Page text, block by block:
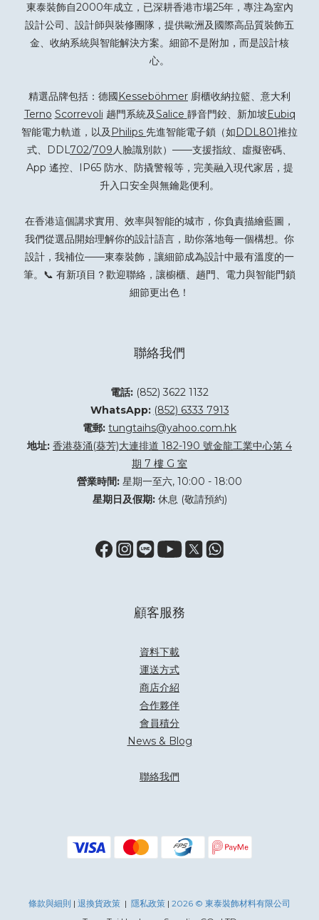
東泰裝飾自2000年成立，已深耕香港市場25年，專注為室內
設計公司、設計師與裝修團隊，提供歐洲及國際高品質裝飾五
金、收納系統與智能解決方案。細節不是附加，而是設計核
心。
精選品牌包括：德國Kesseböhmer 廚櫃收納拉籃、意大利
Terno Scorrevoli 趟門系統及Salice 靜音門鉸、新加坡Eubiq
智能電力軌道，以及 Philips 先進智能電子鎖（如DDL801推拉
式、DDL702/709人臉識別款）——支援指紋、虛擬密碼、
App 遙控、IP65 防水、防撬警報等，完美融入現代家居，提
升入口安全與無鑰匙便利。
在香港這個講求實用、效率與智能的城市，你負責描繪藍圖，
我們從選品開始理解你的設計語言，助你落地每一個構想。你
設計，我補位——東泰裝飾，讓細節成為設計中最有溫度的一
筆。📞 有新項目？歡迎聯絡 ，讓櫥櫃、趟門、電力與智能門鎖
細節更出色！
聯絡我們
電話: (852) 3622 1132
WhatsApp: (852) 6333 7913
電郵: tungtaihs@yahoo.com.hk
地址: 香港葵涌(葵芳)大連排道 182-190 號金龍工業中心第 4
期 7 樓 G 室
營業時間: 星期一至六, 10:00 - 18:00
星期日及假期:休息 (敬請預約)
顧客服務
資料下載
運送方式
商店介紹
合作夥伴
會員積分
News & Blog
聯絡我們
條款與細則 | 退換貨政策 | 隱私政策 | 2026 © 東泰裝飾材料有限公司